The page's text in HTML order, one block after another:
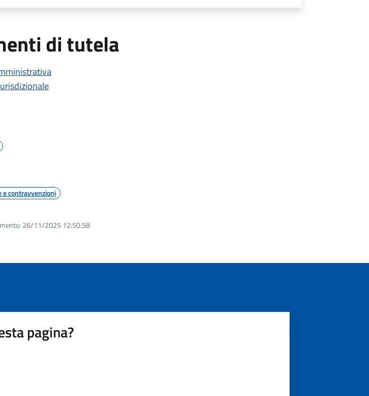
di tutela
e contravvenzioni
26/11/2025 12:50.58
pagina?